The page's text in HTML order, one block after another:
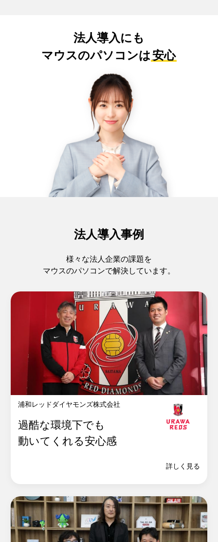
法人導入にも
マウスのパソコンは 安心
法人導入事例
様々な法人企業の課題を
マウスのパソコンで解決しています。
浦和レッドダイヤモンズ株式会社
過酷な環境下でも
動いてくれる安心感
詳しく見る